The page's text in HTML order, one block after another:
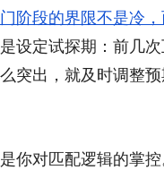
阶段的界限不是冷
设定试探期：前几
出，就及时调整
你对匹配逻辑的掌控